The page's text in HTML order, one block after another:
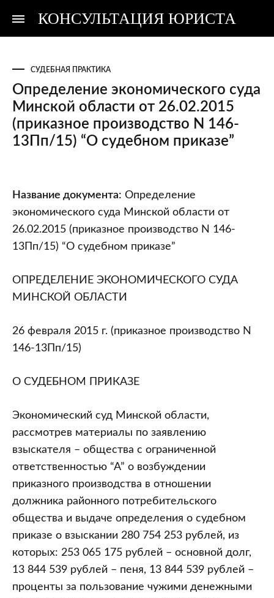
КОНСУЛЬТАЦИЯ ЮРИСТА
Консультация
Консультация
СУДЕБНАЯ ПРАКТИКА
Определение экономического суда
Минской области от 26.02.2015
(приказное производство N 146-
13Пп/15) “О судебном приказе”
Определение
экономического
суда
Минской
от
26.02.2015
производство
N
13Пп/15)
судебном
приказе”
Название документа: Определение
экономического суда Минской области от
26.02.2015 (приказное производство N 146-
13Пп/15) “О судебном приказе”
ОПРЕДЕЛЕНИЕ ЭКОНОМИЧЕСКОГО СУДА
МИНСКОЙ ОБЛАСТИ
26 февраля 2015 г. (приказное производство N
146-13Пп/15)
О СУДЕБНОМ ПРИКАЗЕ
Экономический суд Минской области,
рассмотрев материалы по заявлению
взыскателя – общества с ограниченной
ответственностью “А” о возбуждении
приказного производства в отношении
должника районного потребительского
общества и выдаче определения о судебном
приказе о взыскании 280 754 253 рублей, из
которых: 253 065 175 рублей – основной долг,
13 844 539 рублей – пеня, 13 844 539 рублей –
проценты за пользование чужими денежными